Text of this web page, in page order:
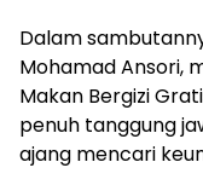
Dalam
Mohamad Ansori,
Makan Bergizi
penuh tanggung
ajang mencari